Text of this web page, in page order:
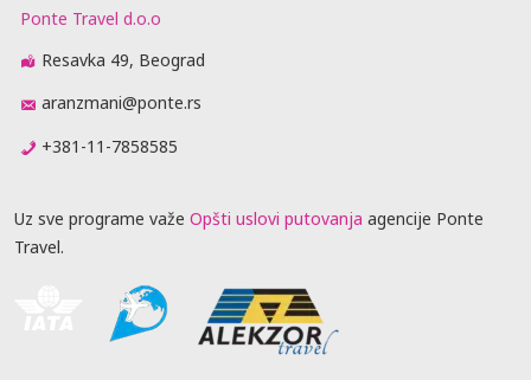
Ponte Travel d.o.o
Resavka 49, Beograd
aranzmani@ponte.rs
+381-11-7858585
Uz sve programe važe Opšti uslovi putovanja agencije Ponte
Travel.